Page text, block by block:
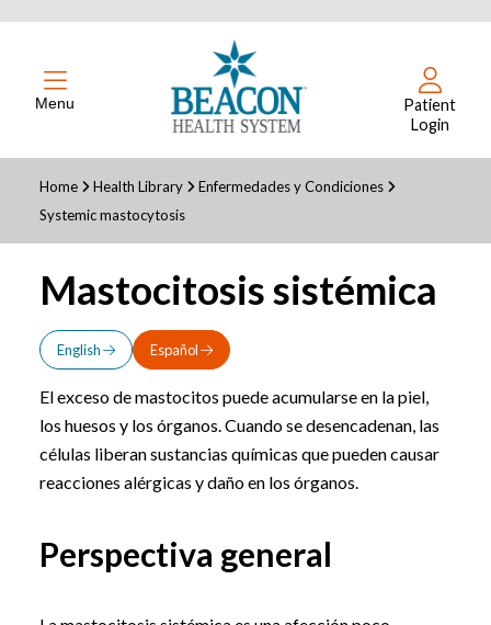
Menu
Patient
Login
Home Health Library
Enfermedades y Condiciones
Systemic mastocytosis
Mastocitosis sistémica
English Español
El exceso de mastocitos puede acumularse en la piel,
los huesos y los órganos. Cuando se desencadenan, las
células liberan sustancias químicas que pueden causar
reacciones alérgicas y daño en los órganos.
Perspectiva general